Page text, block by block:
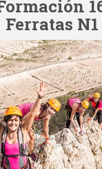
Ferratas N1